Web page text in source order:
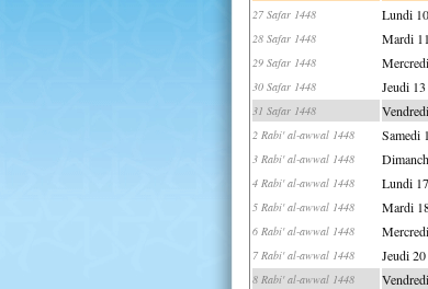
27 Safar 1448 Lundi
28 Safar 1448 Mardi
29 Safar 1448
30 Safar 1448 Jeudi
31 Safar 1448
2 Rabi' al-awwal 1448 Samedi
3 Rabi' al-awwal 1448
4 Rabi' al-awwal 1448 Lundi
5 Rabi' al-awwal 1448 Mardi
6 Rabi' al-awwal 1448
7 Rabi' al-awwal 1448 Jeudi
8 Rabi' al-awwal 1448